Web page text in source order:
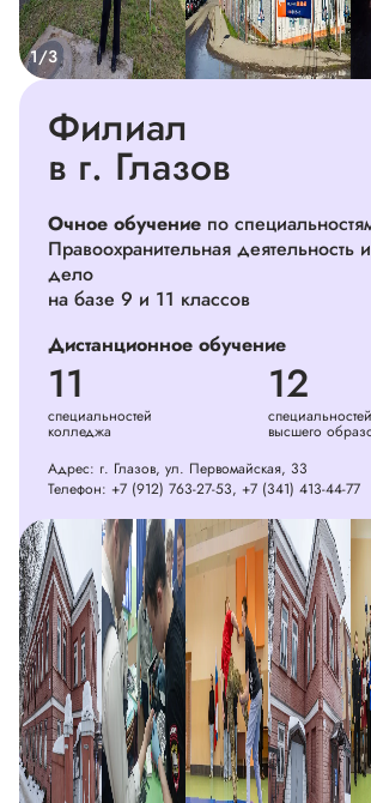
1/3
Филиал
в г. Глазов
Очное обучение по
Правоохранительная деятельность
дело
на базе 9 и 11 классов
Дистанционное обучение
11
специальностей
колледжа
12
специальностей
высшего
Адрес: г. Глазов, ул. Первомайская, 33
Телефон: +7 (912) 763-27-53, +7 (341) 413-44-77